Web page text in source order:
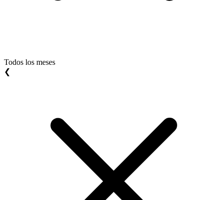
Todos los meses
❮